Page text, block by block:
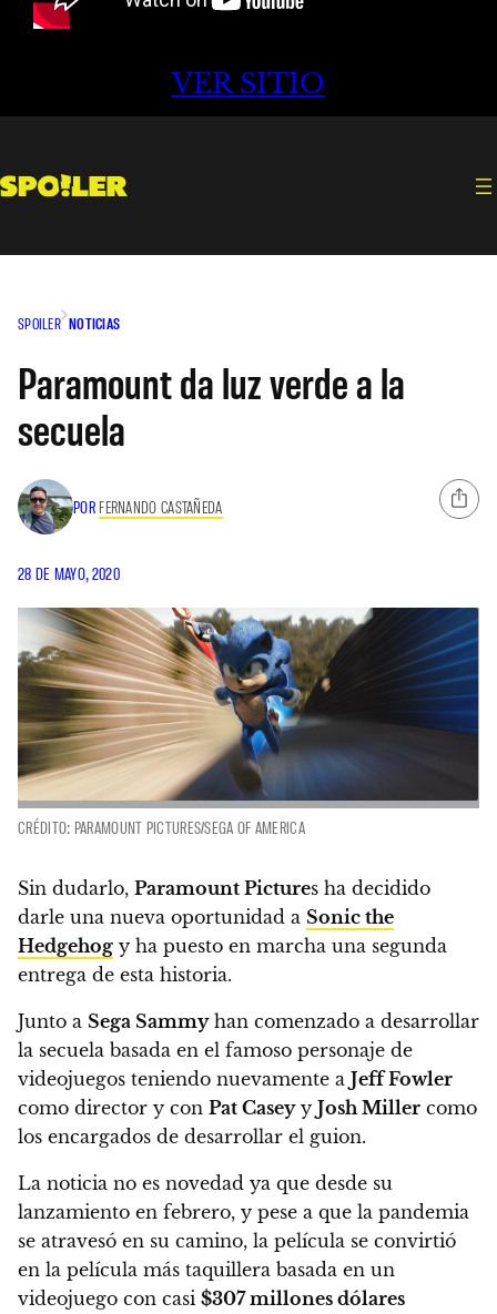
VER SITIO
SPOILER NOTICIAS
Paramount da luz verde a la
secuela
POR FERNANDO CASTAÑEDA
28 DE MAYO, 2020
CRÉDITO: PARAMOUNT PICTURES/SEGA OF AMERICA
Sin dudarlo, Paramount Pictures ha decidido
darle una nueva oportunidad a Sonic the
Hedgehog y ha puesto en marcha una segunda
entrega de esta historia.
Junto a Sega Sammyhan comenzado a desarrollar
la secuela basada en el famoso personaje de
videojuegos teniendo nuevamente a Jeff Fowler
como director y con Pat Caseyy Josh Miller como
los encargados de desarrollar el guion.
La noticia no es novedad ya que desde su
lanzamiento en febrero, y pese a que la pandemia
se atravesó en su camino, la película se convirtió
en la película más taquillera basada en un
videojuego con casi $307 millones dólares